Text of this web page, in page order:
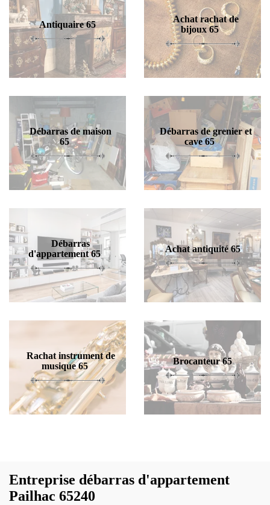
Antiquaire 65
Achat rachat de
bijoux 65
Débarras de maison
65
Débarras de grenier et
cave 65
Débarras
d'appartement 65
Achat antiquité 65
Rachat instrument de
musique 65
Brocanteur 65
Entreprise débarras d'appartement
Pailhac 65240